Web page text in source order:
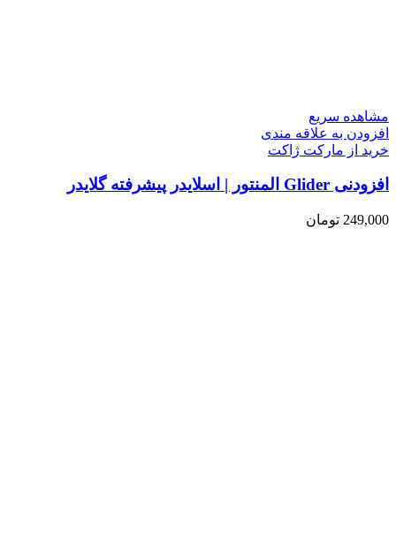
مشاهده سریع
افزودن به علاقه مندی
خرید از مارکت ژاکت
افزودنی Glider المنتور | اسلایدر پیشرفته گلایدر
249,000 تومان